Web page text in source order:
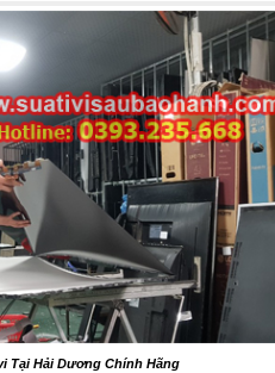
Tại Hải Dương Chính Hãng